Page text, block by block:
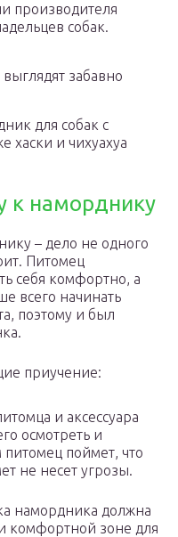
производителя
собак.
забавно
для собак с
хаски и чихуахуа
к наморднику
– дело не одного
Питомец
себя комфортно, а
всего начинать
поэтому и был
приучение:
и аксессуара
осмотреть и
поймет, что
не несет угрозы.
намордника должна
комфортной зоне для